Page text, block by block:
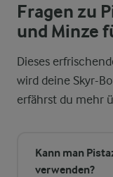
Fragen zu
und Minze
Dieses
wird deine Skyr-
erfährst du mehr
Kann man
verwenden?